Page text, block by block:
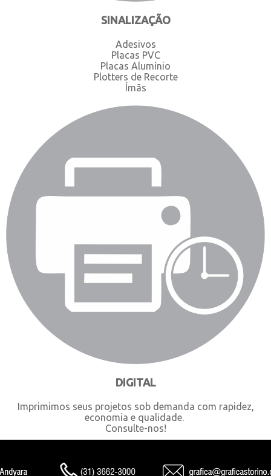
SINALIZAÇÃO
Adesivos
Placas PVC
Placas Alumínio
Plotters de Recorte
Ímãs
DIGITAL
Imprimimos seus projetos sob demanda com rapidez,
economia e qualidade.
Consulte-nos!